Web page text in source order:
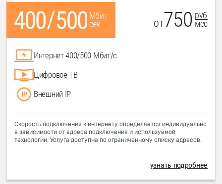
Мбит
сек
от750 руб
мес
Интернет 400/500 Мбит/с
Цифровое ТВ
Внешний IP
Скорость подключения к интернету определяется индивидуально
в зависимости от адреса подключения и используемой
технологии. Услуга доступна по ограниченному списку адресов.
узнать подробнее